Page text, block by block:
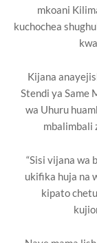
mkoani
kuchochea
Kijana
Stendi ya Same
wa Uhuru
mbalimbali
“Sisi vijana wa
ukifika huja na
kipato